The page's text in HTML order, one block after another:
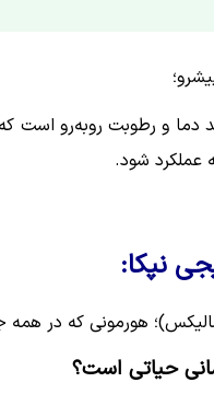
دما و رطوبت روبه‌رو
عملکرد شود.
نپکا:
هورمونی که در
حیاتی است؟